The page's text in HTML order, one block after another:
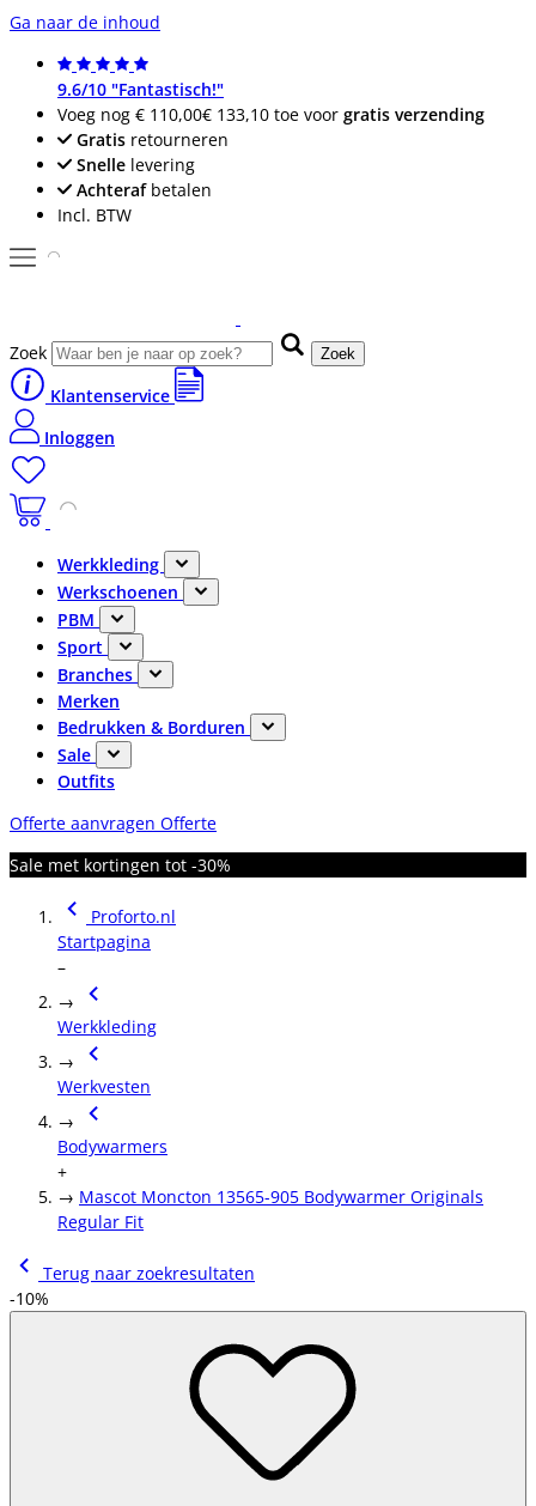
Ga naar de inhoud
9.6/10 "Fantastisch!"
Voeg nog € 110,00€ 133,10 toe voor gratis verzending
Gratis retourneren
Snelle levering
Achterafbetalen
Incl. BTW
Zoek Zoek
Klantenservice
Inloggen
Werkkleding
Werkschoenen
PBM
Sport
Branches
Merken
Bedrukken & Borduren
Sale
Outfits
Offerte aanvragen Offerte
Sale met kortingen tot -30%
Proforto.nl
Startpagina
–
→
Werkkleding
→
Werkvesten
→
Bodywarmers
+
→ Mascot Moncton 13565-905 Bodywarmer Originals
Regular Fit
Terug naar zoekresultaten
-10%